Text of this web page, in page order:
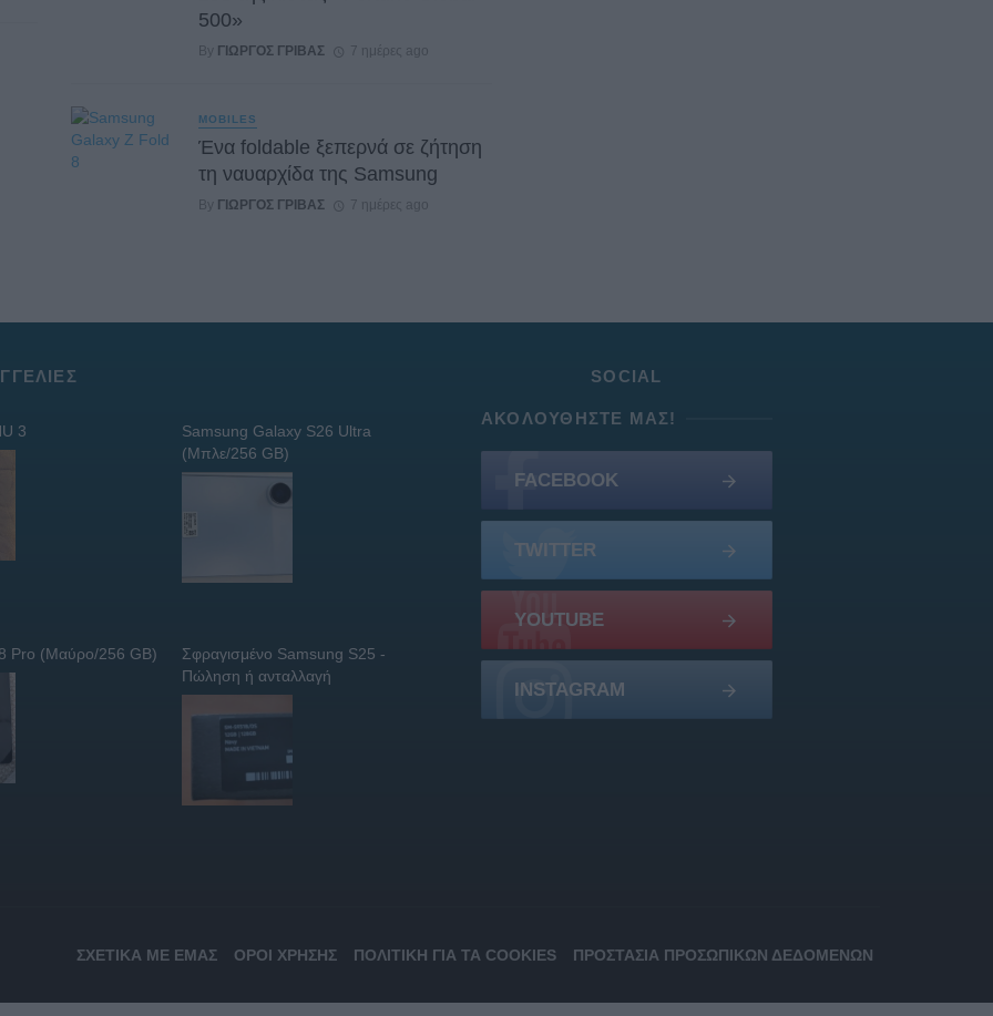
500»
By ΓΙΏΡΓΟΣ ΓΡΊΒΑΣ 7 ημέρες ago
MOBILES
Ένα foldable ξεπερνά σε ζήτηση
τη ναυαρχίδα της Samsung
By ΓΙΏΡΓΟΣ ΓΡΊΒΑΣ 7 ημέρες ago
3
Samsung Galaxy S26 Ultra
(Μπλε/256 GB)
Pro (Μαύρο/256 GB)
Σφραγισμένο Samsung S25 -
Πώληση ή ανταλλαγή
SOCIAL
ΑΚΟΛΟΥΘΉΣΤΕ ΜΑΣ!
FACEBOOK
TWITTER
YOUTUBE
INSTAGRAM
ΣΧΕΤΙΚΆ ΜΕ ΕΜΆΣ ΌΡΟΙ ΧΡΉΣΗΣ ΠΟΛΙΤΙΚΉ ΓΙΑ ΤΑ COOKIES ΠΡΟΣΤΑΣΊΑ ΠΡΟΣΩΠΙΚΏΝ ΔΕΔΟΜΈΝΩΝ